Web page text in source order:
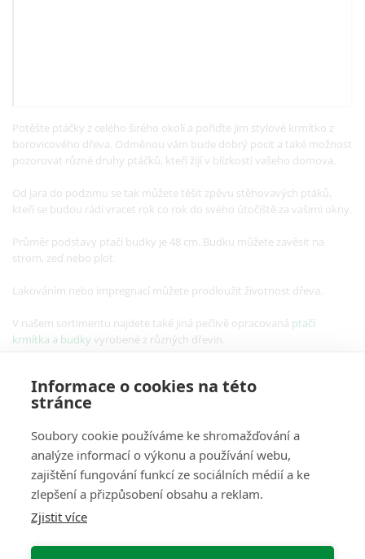
Informace o cookies na této
stránce
Soubory cookie používáme ke shromažďování a
analýze informací o výkonu a používání webu,
zajištění fungování funkcí ze sociálních médií a ke
zlepšení a přizpůsobení obsahu a reklam.
Zjistit více
Potěšte ptáčky z celého širého okolí a pořiďte jim stylové krmítko z
borovicového dřeva. Odměnou vám bude dobrý pocit a také možnost
pozorovat různé druhy ptáčků, kteří žijí v blízkosti vašeho domova.
Od jara do podzimu se tak můžete těšit zpěvu stěhovavých ptáků,
kteří se budou rádi vracet rok co rok do svého útočiště za vašimi okny.
Průměr podstavy ptačí budky je 48 cm. Budku můžete zavěsit na
strom, zeď nebo plot.
Lakováním nebo impregnací můžete prodloužit životnost dřeva.
V našem sortimentu najdete také jiná pečlivě opracovaná ptačí
krmítka a budky vyrobené z různých dřevin.
O Nás
Pro Zákazníky